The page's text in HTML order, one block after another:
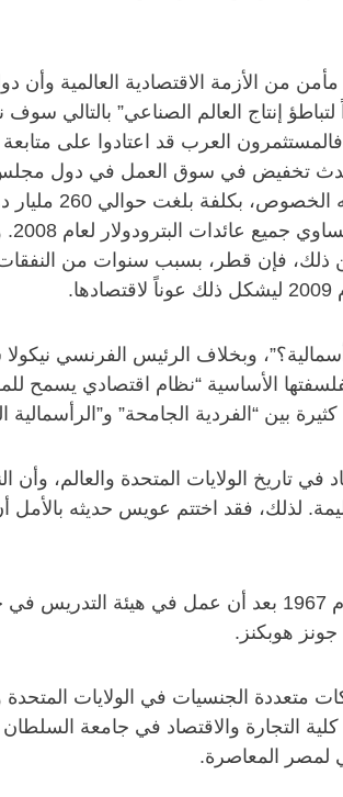
من الأزمة الاقتصادية العالمية وأن
إنتاج العالم الصناعي” بالتالي
العرب قد اعتادوا على
يحدث تخفيض في سوق العمل في دول
المشاريع
فإن قطر، بسبب سنوات من النفقات
وبخلاف الرئيس الفرنسي
الأساسية “نظام اقتصادي يسمح
بين “الفردية الجامحة”
تاريخ الولايات المتحدة والعالم،
لذلك، فقد اختتم عويس حديثه بالأمل
التحق عويس بهيئة التدريس في قسم الاقتصاد في جامعة
هوبكنز.
الجنسيات في الولايات المتحدة
التجارة والاقتصاد في جامعة
لمصر المعاصرة.